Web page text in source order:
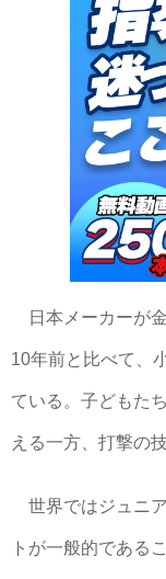
日本メーカーが金
10年前と比べて、
ている。子どもた
える一方、打撃の
世界ではジュニ
トが一般的である